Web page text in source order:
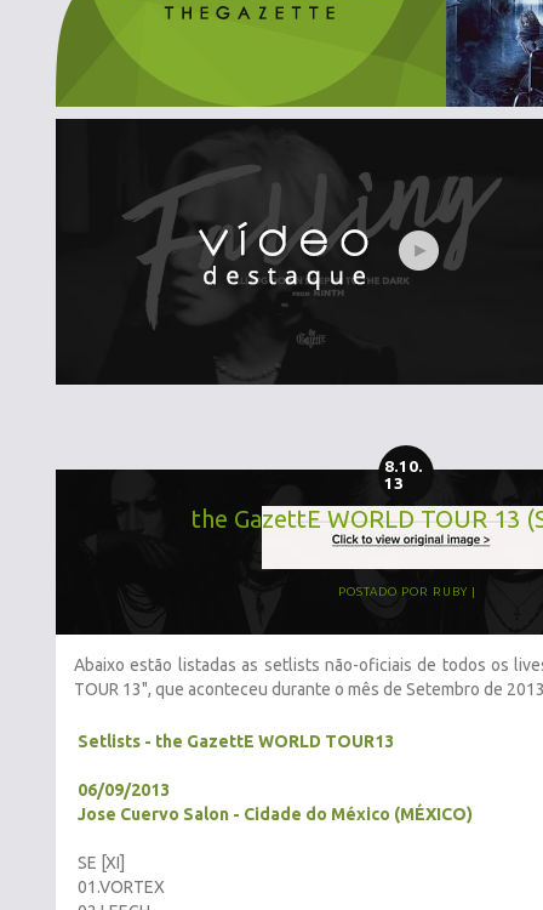
8.10.
13
the GazettE WORLD TOUR 13
POSTADO POR RUBY
Abaixo estão listadas as setlists não-oficiais de todos os
TOUR 13", que aconteceu durante o mês de Setembro de
Setlists - the GazettE WORLD TOUR13
06/09/2013
Jose Cuervo Salon - Cidade do México (MÉXICO)
SE [XI]
01.VORTEX